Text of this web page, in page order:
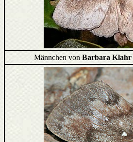
Männchen von Barbara Klahr